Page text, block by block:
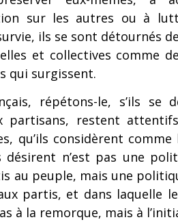
sur les autres ou à
ils se sont détournés
et collectives comme
qui surgissent.
répétons-le, s’ils se
partisans, restent
qu’ils considèrent comme
désirent n’est pas une
au peuple, mais une
partis, et dans laquelle
à la remorque, mais à